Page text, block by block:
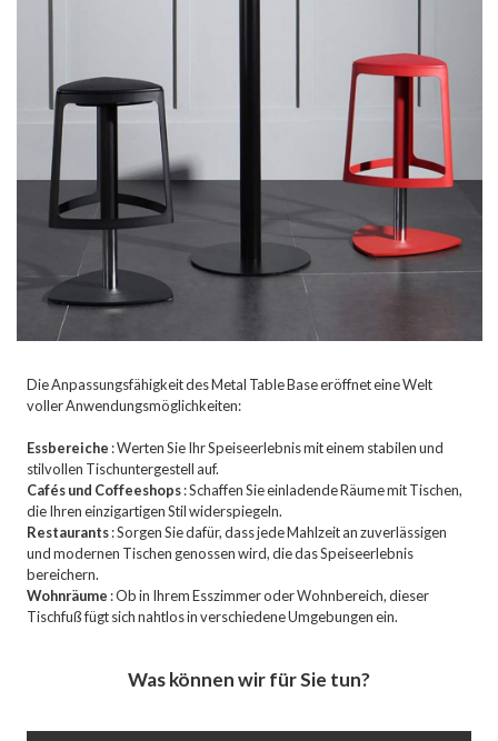
Die Anpassungsfähigkeit des Metal Table Base eröffnet eine Welt
voller Anwendungsmöglichkeiten:
Essbereiche : Werten Sie Ihr Speiseerlebnis mit einem stabilen und
stilvollen Tischuntergestell auf.
Cafés und Coffeeshops: Schaffen Sie einladende Räume mit Tischen,
die Ihren einzigartigen Stil widerspiegeln.
Restaurants: Sorgen Sie dafür, dass jede Mahlzeit an zuverlässigen
und modernen Tischen genossen wird, die das Speiseerlebnis
bereichern.
Wohnräume : Ob in Ihrem Esszimmer oder Wohnbereich, dieser
Tischfuß fügt sich nahtlos in verschiedene Umgebungen ein.
Was können wir für Sie tun?